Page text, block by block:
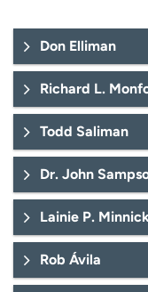
e
e
c
n
a
Don Elliman
Richard L.
Todd Saliman
Dr. John
Lainie P. Minnick
Rob Ávila